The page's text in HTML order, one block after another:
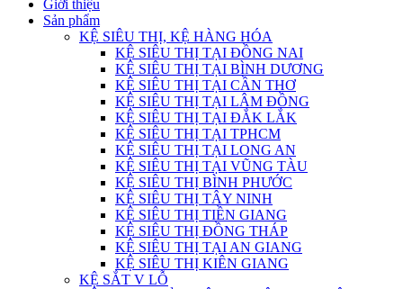
Giới thiệu
Sản phẩm
KỆ SIÊU THỊ, KỆ HÀNG HÓA
KỆ SIÊU THỊ TẠI ĐỒNG NAI
KỆ SIÊU THỊ TẠI BÌNH DƯƠNG
KỆ SIÊU THỊ TẠI CẦN THƠ
KỆ SIÊU THỊ TẠI LÂM ĐỒNG
KỆ SIÊU THỊ TẠI ĐẮK LẮK
KỆ SIÊU THỊ TẠI TPHCM
KỆ SIÊU THỊ TẠI LONG AN
KỆ SIÊU THỊ TẠI VŨNG TÀU
KỆ SIÊU THỊ BÌNH PHƯỚC
KỆ SIÊU THỊ TÂY NINH
KỆ SIÊU THỊ TIỀN GIANG
KỆ SIÊU THỊ ĐỒNG THÁP
KỆ SIÊU THỊ TẠI AN GIANG
KỆ SIÊU THỊ KIÊN GIANG
KỆ SẮT V LỖ